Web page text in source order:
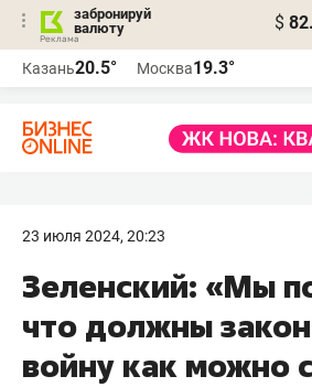
забронируй
валюту
$
Казань20.5° Москва19.3°
23 июля 2024, 20:23
Зеленский: «Мы
что должны
войну как можно